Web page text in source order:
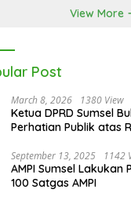
View More
Post
March 8, 2026 1380 View
Ketua DPRD Sumsel
Perhatian Publik atas
September 13, 2025 1142
AMPI Sumsel Lakukan
100 Satgas AMPI